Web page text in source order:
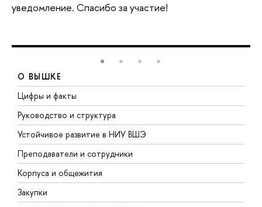
уведомление. Спасибо за участие!
О ВЫШКЕ
Цифры и факты
Руководство и структура
Устойчивое развитие в НИУ ВШЭ
Преподаватели и сотрудники
Корпуса и общежития
Закупки